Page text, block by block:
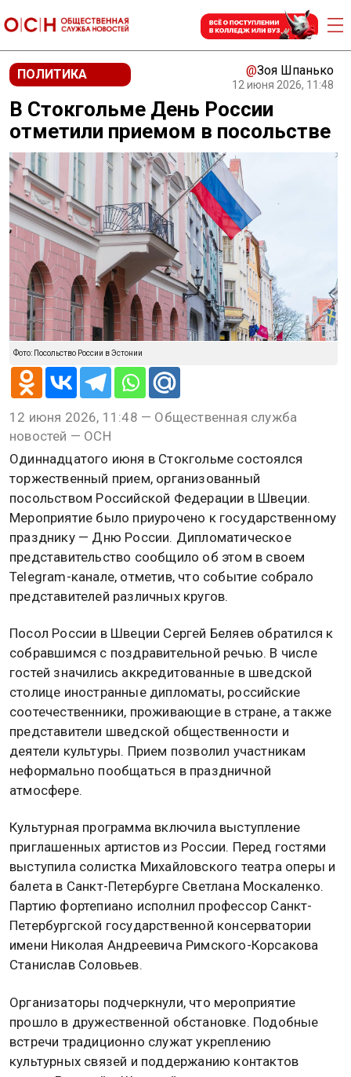
ПОЛИТИКА @Зоя Шпанько
12 июня 2026, 11:48
В Стокгольме День России
отметили приемом в посольстве
Фото: Посольство России в Эстонии
12 июня 2026, 11:48 — Общественная служба
новостей — ОСН
Одиннадцатого июня в Стокгольме состоялся
торжественный прием, организованный
посольством Российской Федерации в Швеции.
Мероприятие было приурочено к государственному
празднику — Дню России. Дипломатическое
представительство сообщило об этом в своем
Telegram-канале, отметив, что событие собрало
представителей различных кругов.
Посол России в Швеции Сергей Беляев обратился к
собравшимся с поздравительной речью. В числе
гостей значились аккредитованные в шведской
столице иностранные дипломаты, российские
соотечественники, проживающие в стране, а также
представители шведской общественности и
деятели культуры. Прием позволил участникам
неформально пообщаться в праздничной
атмосфере.
Культурная программа включила выступление
приглашенных артистов из России. Перед гостями
выступила солистка Михайловского театра оперы и
балета в Санкт-Петербурге Светлана Москаленко.
Партию фортепиано исполнил профессор Санкт-
Петербургской государственной консерватории
имени Николая Андреевича Римского-Корсакова
Станислав Соловьев.
Организаторы подчеркнули, что мероприятие
прошло в дружественной обстановке. Подобные
встречи традиционно служат укреплению
культурных связей и поддержанию контактов